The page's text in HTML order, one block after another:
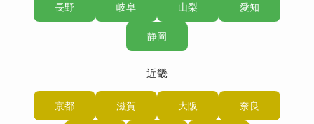
長野 岐阜 山梨 愛知
静岡
近畿
京都 滋賀 大阪 奈良